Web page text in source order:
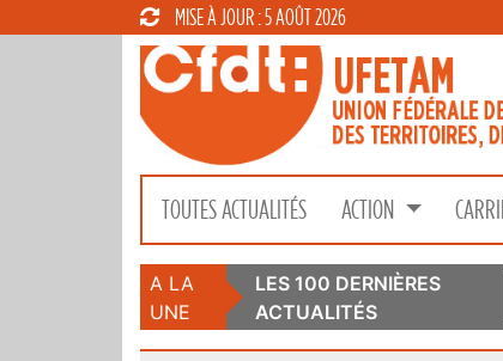
MISE À JOUR : 5 AOÛT 2026
TOUTES ACTUALITÉS ACTION
A LA
UNE
LES 100 DERNIÈRES
ACTUALITÉS